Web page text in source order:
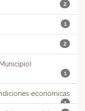
2
1
2
1
económicas
1